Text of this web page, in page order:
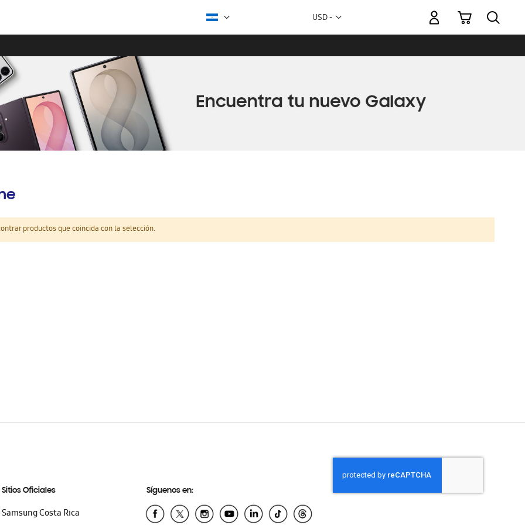
Moneda
USD -
Mi carrito
productos que coincida con la selección.
Sitios Oficiales
Samsung Costa Rica
Síguenos en: